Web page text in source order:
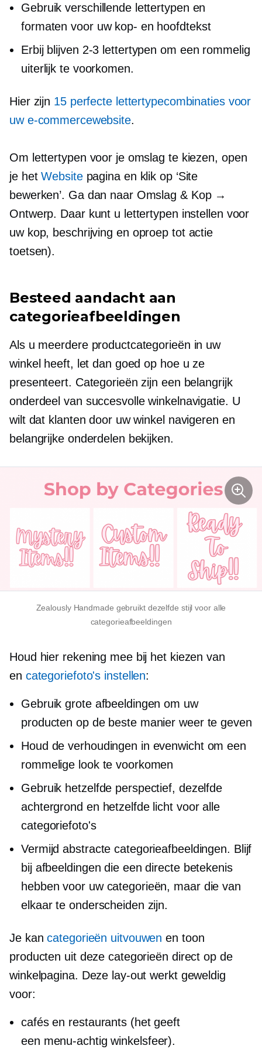
Gebruik verschillende lettertypen en
formaten voor uw kop- en hoofdtekst
Erbij blijven 2-3 lettertypen om een ​​rommelig
uiterlijk te voorkomen.
Hier zijn 15 perfecte lettertypecombinaties voor
uw e-commercewebsite.
Om lettertypen voor je omslag te kiezen, open
je hetWebsitepagina en klik op ‘Site
bewerken’. Ga dan naar Omslag & Kop →
Ontwerp. Daar kunt u lettertypen instellen voor
uw kop, beschrijving en oproep tot actie
toetsen).
Besteed aandacht aan
categorieafbeeldingen
Als u meerdere productcategorieën in uw
winkel heeft, let dan goed op hoe u ze
presenteert. Categorieën zijn een belangrijk
onderdeel van succesvolle winkelnavigatie. U
wilt dat klanten door uw winkel navigeren en
belangrijke onderdelen bekijken.
Zealously Handmade gebruikt dezelfde stijl voor alle
categorieafbeeldingen
Houd hier rekening mee bij het kiezen van
en categoriefoto's instellen:
Gebruik grote afbeeldingen om uw
producten op de beste manier weer te geven
Houd de verhoudingen in evenwicht om een ​​
rommelige look te voorkomen
Gebruik hetzelfde perspectief, dezelfde
achtergrond en hetzelfde licht voor alle
categoriefoto's
Vermijd abstracte categorieafbeeldingen. Blijf
bij afbeeldingen die een directe betekenis
hebben voor uw categorieën, maar die van
elkaar te onderscheiden zijn.
Je kancategorieën uitvouwen en toon
producten uit deze categorieën direct op de
winkelpagina. Deze lay-out werkt geweldig
voor:
cafés en restaurants (het geeft
een menu-achtig winkelsfeer).